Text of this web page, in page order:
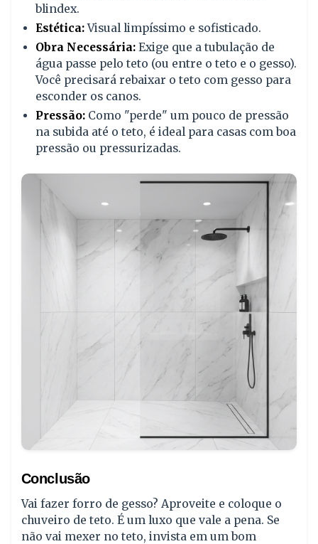
blindex.
Estética:Visual limpíssimo e sofisticado.
Obra Necessária:Exige que a tubulação de
água passe pelo teto (ou entre o teto e o gesso).
Você precisará rebaixar o teto com gesso para
esconder os canos.
Pressão:Como "perde" um pouco de pressão
na subida até o teto, é ideal para casas com boa
pressão ou pressurizadas.
Conclusão
Vai fazer forro de gesso? Aproveite e coloque o
chuveiro de teto. É um luxo que vale a pena. Se
não vai mexer no teto, invista em um bom